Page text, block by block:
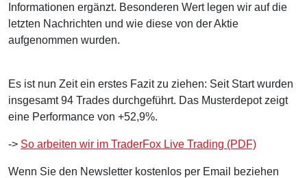
Informationen ergänzt. Besonderen Wert legen wir auf die
letzten Nachrichten und wie diese von der Aktie
aufgenommen wurden.
Es ist nun Zeit ein erstes Fazit zu ziehen: Seit Start wurden
insgesamt 94 Trades durchgeführt. Das Musterdepot zeigt
eine Performance von +52,9%.
-> So arbeiten wir im TraderFox Live Trading (PDF)
Wenn Sie den Newsletter kostenlos per Email beziehen